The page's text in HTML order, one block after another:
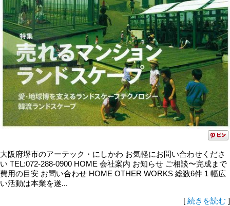
大阪府堺市のアーテック・にしかわ お気軽にお問い合わせくださ
い TEL:072-288-0900 HOME 会社案内 お知らせ ご相談〜完成まで
費用の目安 お問い合わせ HOME OTHER WORKS 総数6件 1 幅広
い活動は本業を遂...
[ 続きを読む ]